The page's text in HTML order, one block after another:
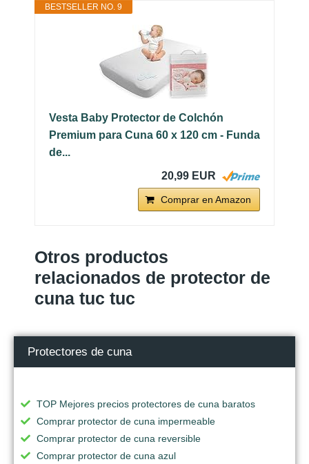
BESTSELLER NO. 9
Vesta Baby Protector de Colchón
Premium para Cuna 60 x 120 cm - Funda
de...
20,99 EUR
Comprar en Amazon
Otros productos
relacionados de protector de
cuna tuc tuc
Protectores de cuna
TOP Mejores precios protectores de cuna baratos
Comprar protector de cuna impermeable
Comprar protector de cuna reversible
Comprar protector de cuna azul